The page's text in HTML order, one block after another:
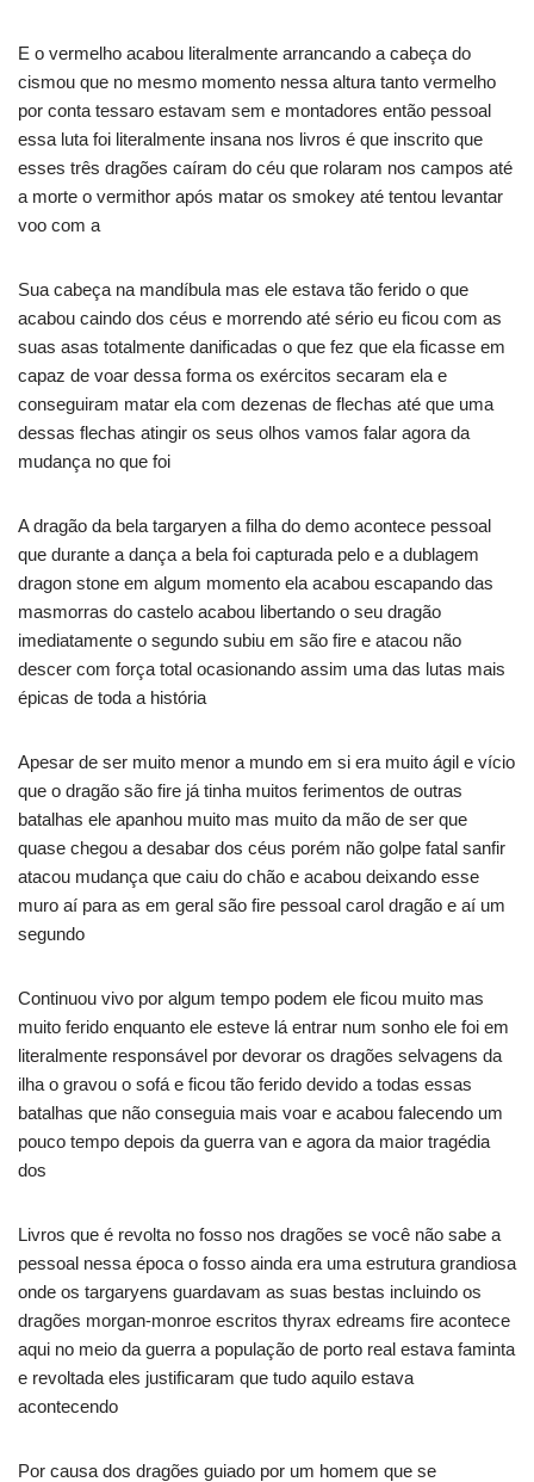
E o vermelho acabou literalmente arrancando a cabeça do
cismou que no mesmo momento nessa altura tanto vermelho
por conta tessaro estavam sem e montadores então pessoal
essa luta foi literalmente insana nos livros é que inscrito que
esses três dragões caíram do céu que rolaram nos campos até
a morte o vermithor após matar os smokey até tentou levantar
voo com a
Sua cabeça na mandíbula mas ele estava tão ferido o que
acabou caindo dos céus e morrendo até sério eu ficou com as
suas asas totalmente danificadas o que fez que ela ficasse em
capaz de voar dessa forma os exércitos secaram ela e
conseguiram matar ela com dezenas de flechas até que uma
dessas flechas atingir os seus olhos vamos falar agora da
mudança no que foi
A dragão da bela targaryen a filha do demo acontece pessoal
que durante a dança a bela foi capturada pelo e a dublagem
dragon stone em algum momento ela acabou escapando das
masmorras do castelo acabou libertando o seu dragão
imediatamente o segundo subiu em são fire e atacou não
descer com força total ocasionando assim uma das lutas mais
épicas de toda a história
Apesar de ser muito menor a mundo em si era muito ágil e vício
que o dragão são fire já tinha muitos ferimentos de outras
batalhas ele apanhou muito mas muito da mão de ser que
quase chegou a desabar dos céus porém não golpe fatal sanfir
atacou mudança que caiu do chão e acabou deixando esse
muro aí para as em geral são fire pessoal carol dragão e aí um
segundo
Continuou vivo por algum tempo podem ele ficou muito mas
muito ferido enquanto ele esteve lá entrar num sonho ele foi em
literalmente responsável por devorar os dragões selvagens da
ilha o gravou o sofá e ficou tão ferido devido a todas essas
batalhas que não conseguia mais voar e acabou falecendo um
pouco tempo depois da guerra van e agora da maior tragédia
dos
Livros que é revolta no fosso nos dragões se você não sabe a
pessoal nessa época o fosso ainda era uma estrutura grandiosa
onde os targaryens guardavam as suas bestas incluindo os
dragões morgan-monroe escritos thyrax edreams fire acontece
aqui no meio da guerra a população de porto real estava faminta
e revoltada eles justificaram que tudo aquilo estava
acontecendo
Por causa dos dragões guiado por um homem que se